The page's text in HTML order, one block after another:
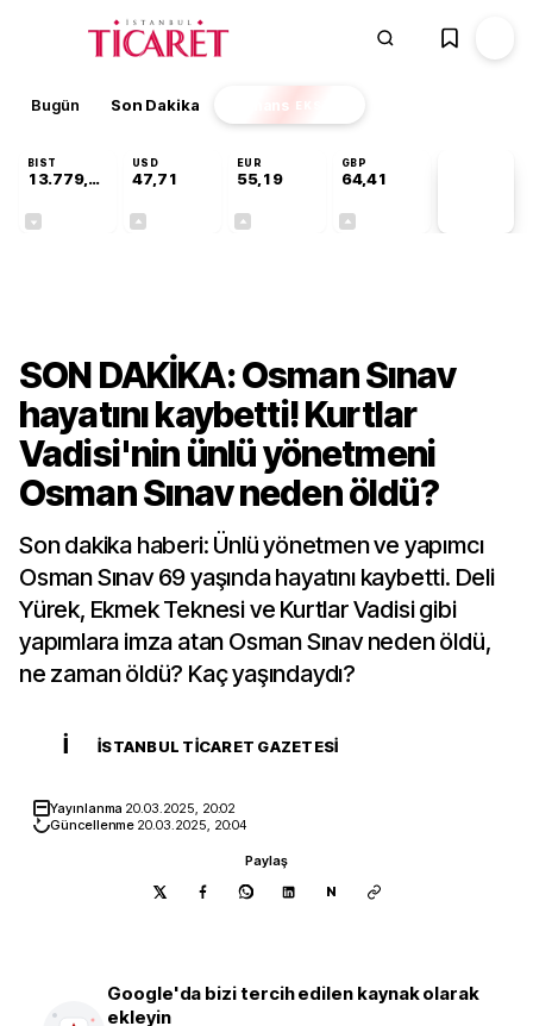
Bugün Son Dakika Finans EKSTRA
BIST
13.779,39
USD
47,71
EUR
55,19
GBP
64,41
SON DAKİKA: Osman Sınav
hayatını kaybetti! Kurtlar
Vadisi'nin ünlü yönetmeni
Osman Sınav neden öldü?
Son dakika haberi: Ünlü yönetmen ve yapımcı
Osman Sınav 69 yaşında hayatını kaybetti. Deli
Yürek, Ekmek Teknesi ve Kurtlar Vadisi gibi
yapımlara imza atan Osman Sınav neden öldü,
ne zaman öldü? Kaç yaşındaydı?
İ İSTANBUL TICARET GAZETESI
Yayınlanma 20.03.2025, 20:02
Güncellenme 20.03.2025, 20:04
Paylaş
N
Google'da bizi tercih edilen kaynak olarak
ekleyin